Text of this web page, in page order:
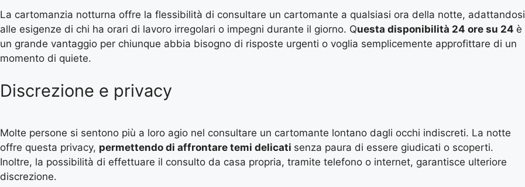
La cartomanzia notturna offre la flessibilità di consultare un cartomante a qualsiasi ora della notte, adattandosi
alle esigenze di chi ha orari di lavoro irregolari o impegni durante il giorno. Questa disponibilità 24 ore su 24 è
un grande vantaggio per chiunque abbia bisogno di risposte urgenti o voglia semplicemente approfittare di un
momento di quiete.
Discrezione e privacy
Molte persone si sentono più a loro agio nel consultare un cartomante lontano dagli occhi indiscreti. La notte
offre questa privacy, permettendo di affrontare temi delicati senza paura di essere giudicati o scoperti.
Inoltre, la possibilità di effettuare il consulto da casa propria, tramite telefono o internet, garantisce ulteriore
discrezione.